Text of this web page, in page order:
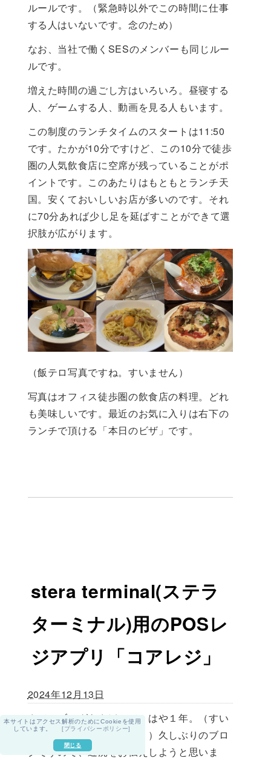
本サイトはアクセス解析のためにCookieを使用
しています。
[プライバシーポリシー]
閉じる
ルールです。（緊急時以外でこの時間に仕事
する人はいないです。念のため）
なお、当社で働くSESのメンバーも同じルー
ルです。
増えた時間の過ごし方はいろいろ。昼寝する
人、ゲームする人、動画を見る人もいます。
この制度のランチタイムのスタートは11:50
です。たかが10分ですけど、この10分で徒歩
圏の人気飲食店に空席が残っていることがポ
イントです。このあたりはもともとランチ天
国。安くておいしいお店が多いのです。それ
に70分あれば少し足を延ばすことができて選
択肢が広がります。
（飯テロ写真ですね。すいません）
写真はオフィス徒歩圏の飲食店の料理。どれ
も美味しいです。最近のお気に入りは右下の
ランチで頂ける「本日のビザ」です。
stera terminal(ステラ
ターミナル)用のPOSレ
ジアプリ「コアレジ」
2024年12月13日
さて、ブログをさぼって、はや１年。（すい
ません。変な出だしで・・）久しぶりのブロ
グですので、近況をお伝えしようと思いま